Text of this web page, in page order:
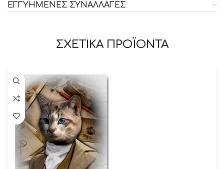
ΕΓΓΥΗΜΕΝΕΣ ΣΥΝΑΛΛΑΓΕΣ
ΣΧΕΤΙΚΑ ΠΡΟΪΟΝΤΑ